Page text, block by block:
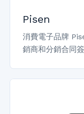
Pisen
消費電子品牌
銷商和分銷合同